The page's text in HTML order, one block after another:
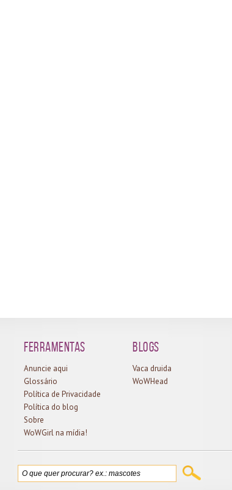
Ferramentas
Anuncie aqui
Glossário
Política de Privacidade
Política do blog
Sobre
WoWGirl na mídia!
Blogs
Vaca druida
WoWHead